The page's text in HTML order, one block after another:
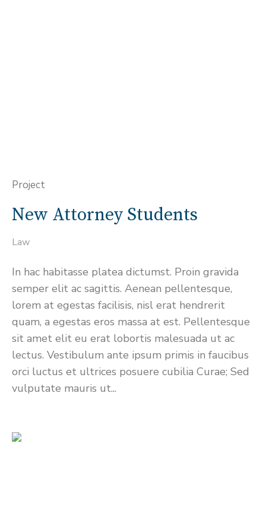
Project
New Attorney Students
Law
In hac habitasse platea dictumst. Proin gravida
semper elit ac sagittis. Aenean pellentesque,
lorem at egestas facilisis, nisl erat hendrerit
quam, a egestas eros massa at est. Pellentesque
sit amet elit eu erat lobortis malesuada ut ac
lectus. Vestibulum ante ipsum primis in faucibus
orci luctus et ultrices posuere cubilia Curae; Sed
vulputate mauris ut...